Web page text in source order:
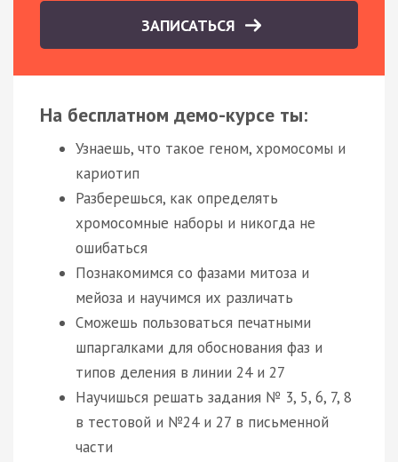
ЗАПИСАТЬСЯ
На бесплатном демо-курсе ты:
Узнаешь, что такое геном, хромосомы и
кариотип
Разберешься, как определять
хромосомные наборы и никогда не
ошибаться
Познакомимся со фазами митоза и
мейоза и научимся их различать
Сможешь пользоваться печатными
шпаргалками для обоснования фаз и
типов деления в линии 24 и 27
Научишься решать задания № 3, 5, 6, 7, 8
в тестовой и №24 и 27 в письменной
части